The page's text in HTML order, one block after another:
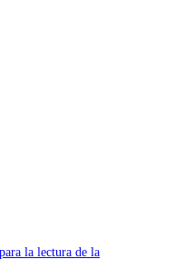
la lectura de la